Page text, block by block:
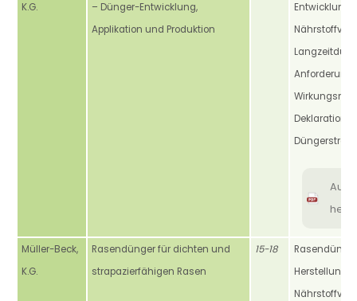
K.G.
– Dünger-Entwicklung,
Applikation und Produktion
Entwicklung,
Deklaration,
Müller-Beck,
K.G.
Rasendünger für dichten und
strapazierfähigen Rasen
15-18
Herstellung,